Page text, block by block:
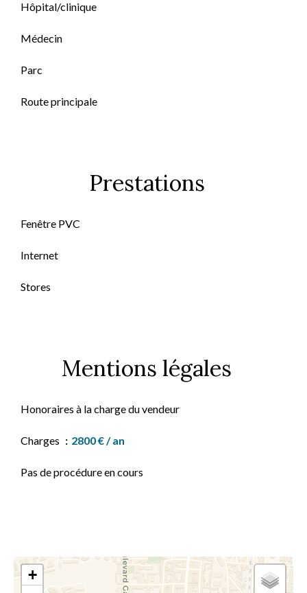
Hôpital/clinique
Médecin
Parc
Route principale
Prestations
Fenêtre PVC
Internet
Stores
Mentions légales
Honoraires à la charge du vendeur
Charges 2800 € / an
Pas de procédure en cours
+